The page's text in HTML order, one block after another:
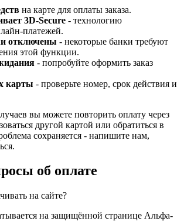
на карте для оплаты заказа.
3D-Secure - технологию
платежей.
отключены - некоторые банки требуют
этой функции.
- попробуйте оформить заказ
карты - проверьте номер, срок действия и
вы можете повторить оплату через
другой картой или обратиться в
сохраняется - напишите нам,
об оплате
на сайте?
на защищённой странице Альфа-